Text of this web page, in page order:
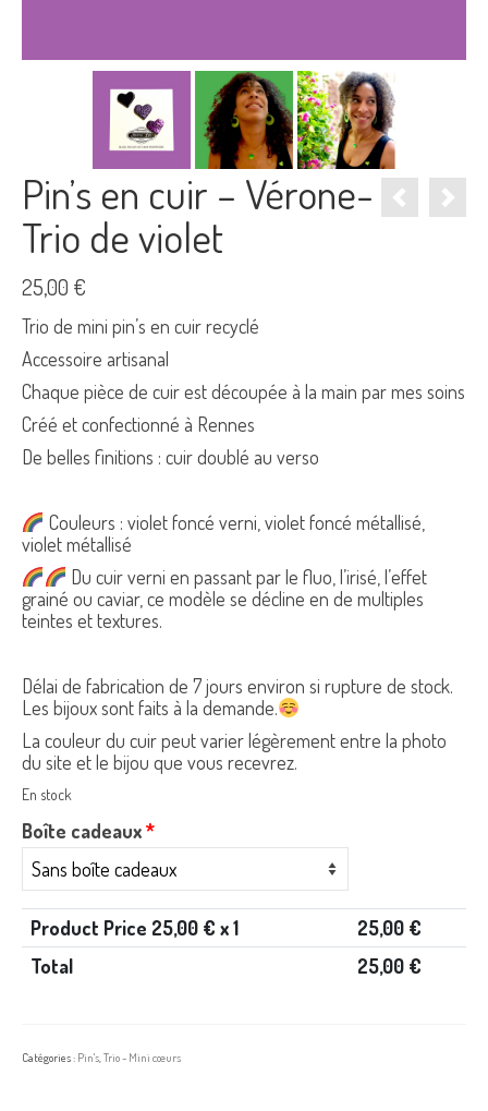
Pin’s en cuir – Vérone-
Trio de violet
25,00 €
Trio de mini pin’s en cuir recyclé
Accessoire artisanal
Chaque pièce de cuir est découpée à la main par mes soins
Créé et confectionné à Rennes
De belles finitions : cuir doublé au verso
Couleurs : violet foncé verni, violet foncé métallisé,
violet métallisé
Du cuir verni en passant par le fluo, l’irisé, l’effet
grainé ou caviar, ce modèle se décline en de multiples
teintes et textures.
Délai de fabrication de 7 jours environ si rupture de stock.
Les bijoux sont faits à la demande.
La couleur du cuir peut varier légèrement entre la photo
du site et le bijou que vous recevrez.
En stock
Boîte cadeaux*
Product Price 25,00€ x 1 25,00€
Total
25,00€
Catégories : Pin's,Trio - Mini cœurs